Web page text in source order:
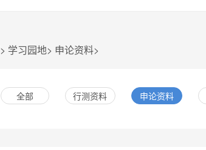
> 学习园地> 申论资料>
全部 行测资料 申论资料